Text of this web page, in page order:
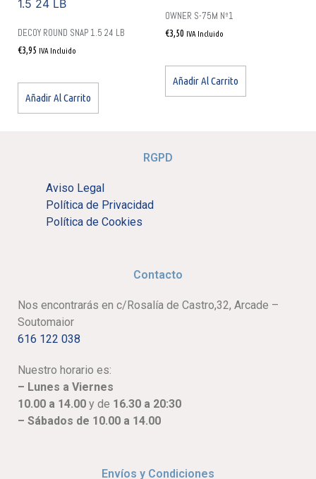
DECOY ROUND SNAP 1.5 24 LB
€3,95 IVA Incluido
Añadir Al Carrito
OWNER S-75M Nº1
€3,50 IVA Incluido
Añadir Al Carrito
RGPD
Aviso Legal
Política de Privacidad
Política de Cookies
Contacto
Nos encontrarás en c/Rosalía de Castro,32, Arcade –
Soutomaior
616 122 038
Nuestro horario es:
– Lunes a Viernes
10.00 a 14.00 y de 16.30 a 20:30
– Sábados de 10.00 a 14.00
Envíos y Condiciones